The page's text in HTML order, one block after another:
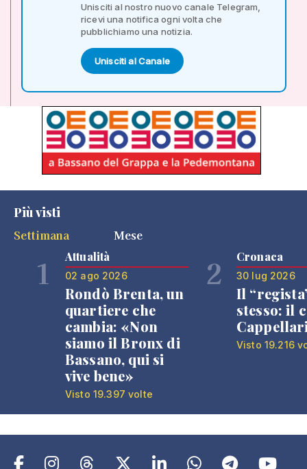
Unisciti al nostro nuovo canale Telegram,
ricevi una notifica ogni volta che
pubblichiamo una notizia.
Unisciti al Canale
Più visti
Settimana
Mese
1 Attualità
02 ago 2026
Rondò Brenta, un
quartiere che
cambia: «Non
siamo il Bronx di
Bassano, qui si
vive bene»
Visto 19.397 volte
2 Cronaca
30 lug 2026
Il
stesso: il
Visto 19.216